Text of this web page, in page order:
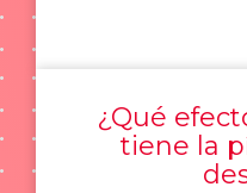
¿Qué
tiene la